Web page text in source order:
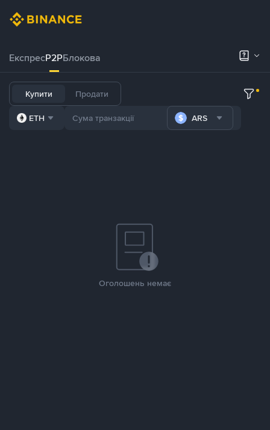
ЕкспресP2PБлокова
Купити Продати
ETH ARS
Оголошень немає